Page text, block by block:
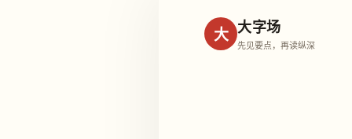
大 大字场
先见要点，再读纵深